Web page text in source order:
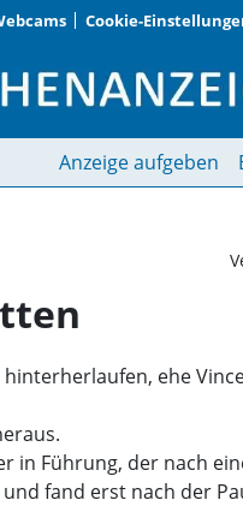
Cookie-
1:1
Anzeige aufgeben
ehe
Führung, der nach
fand erst nach der